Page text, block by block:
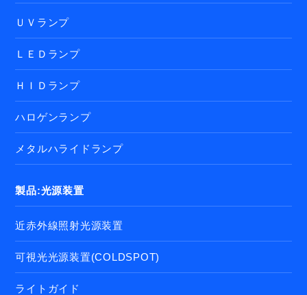
ＵＶランプ
ＬＥＤランプ
ＨＩＤランプ
ハロゲンランプ
メタルハライドランプ
製品:光源装置
近赤外線照射光源装置
可視光光源装置(COLDSPOT)
ライトガイド